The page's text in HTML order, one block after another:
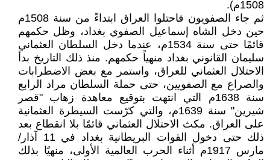
1508م).
ثم جاء الصفويون فاحتلوا العراق ابتداءً من سنة 1508م
حين دخل الشاه إسماعيل الصفوي بغداد، وظل حكمهم
قائمًا حتى سنة 1534م، عندما دخل السلطان العثماني
سليمان القانوني بغداد منهياً حكمهم. منذ ذلك التاريخ بدأ
الاحتلال العثماني للعراق، واستمر مع بعض الاضطرابات
والصراع مع الصفويين، حتى حملة السلطان مراد الرابع
سنة 1638م التي انتهت بتوقيع معاهدة زهاب "قصر
شيرين" سنة 1639م، والتي كرّست السيطرة العثمانية
على العراق. مكث الاحتلال العثماني قائمًا بلا انقطاع بعد
ذلك حتى دخول القوات البريطانية بغداد في 11 آذار/
مارس 1917م أثناء الحرب العالمية الأولى، منهيًا بذلك